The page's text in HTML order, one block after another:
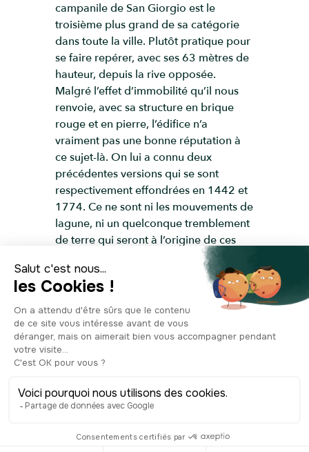
campanile de San Giorgio est le
troisième plus grand de sa catégorie
dans toute la ville. Plutôt pratique pour
se faire repérer, avec ses 63 mètres de
hauteur, depuis la rive opposée.
Malgré l’effet d’immobilité qu’il nous
renvoie, avec sa structure en brique
rouge et en pierre, l’édifice n’a
vraiment pas une bonne réputation à
ce sujet-là. On lui a connu deux
précédentes versions qui se sont
respectivement effondrées en 1442 et
1774. Ce ne sont ni les mouvements de
lagune, ni un quelconque tremblement
de terre qui seront à l’origine de ces
deux incidents. L’unique coupable était
le vent, et le campanile ainsi qu’un
moine tragiquement écrasé, les
victimes. C’est peut-être pas plus mal
de le regarder de loin finalement.